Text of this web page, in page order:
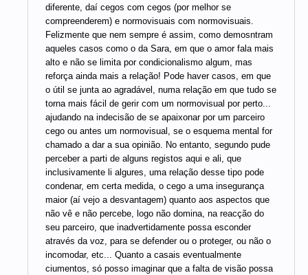
diferente, daí cegos com cegos (por melhor se
compreenderem) e normovisuais com normovisuais.
Felizmente que nem sempre é assim, como demosntram
aqueles casos como o da Sara, em que o amor fala mais
alto e não se limita por condicionalismo algum, mas
reforça ainda mais a relação! Pode haver casos, em que
o útil se junta ao agradável, numa relação em que tudo se
torna mais fácil de gerir com um normovisual por perto...
ajudando na indecisão de se apaixonar por um parceiro
cego ou antes um normovisual, se o esquema mental for
chamado a dar a sua opinião. No entanto, segundo pude
perceber a parti de alguns registos aqui e ali, que
inclusivamente li algures, uma relação desse tipo pode
condenar, em certa medida, o cego a uma insegurança
maior (aí vejo a desvantagem) quanto aos aspectos que
não vê e não percebe, logo não domina, na reacção do
seu parceiro, que inadvertidamente possa esconder
através da voz, para se defender ou o proteger, ou não o
incomodar, etc... Quanto a casais eventualmente
ciumentos, só posso imaginar que a falta de visão possa